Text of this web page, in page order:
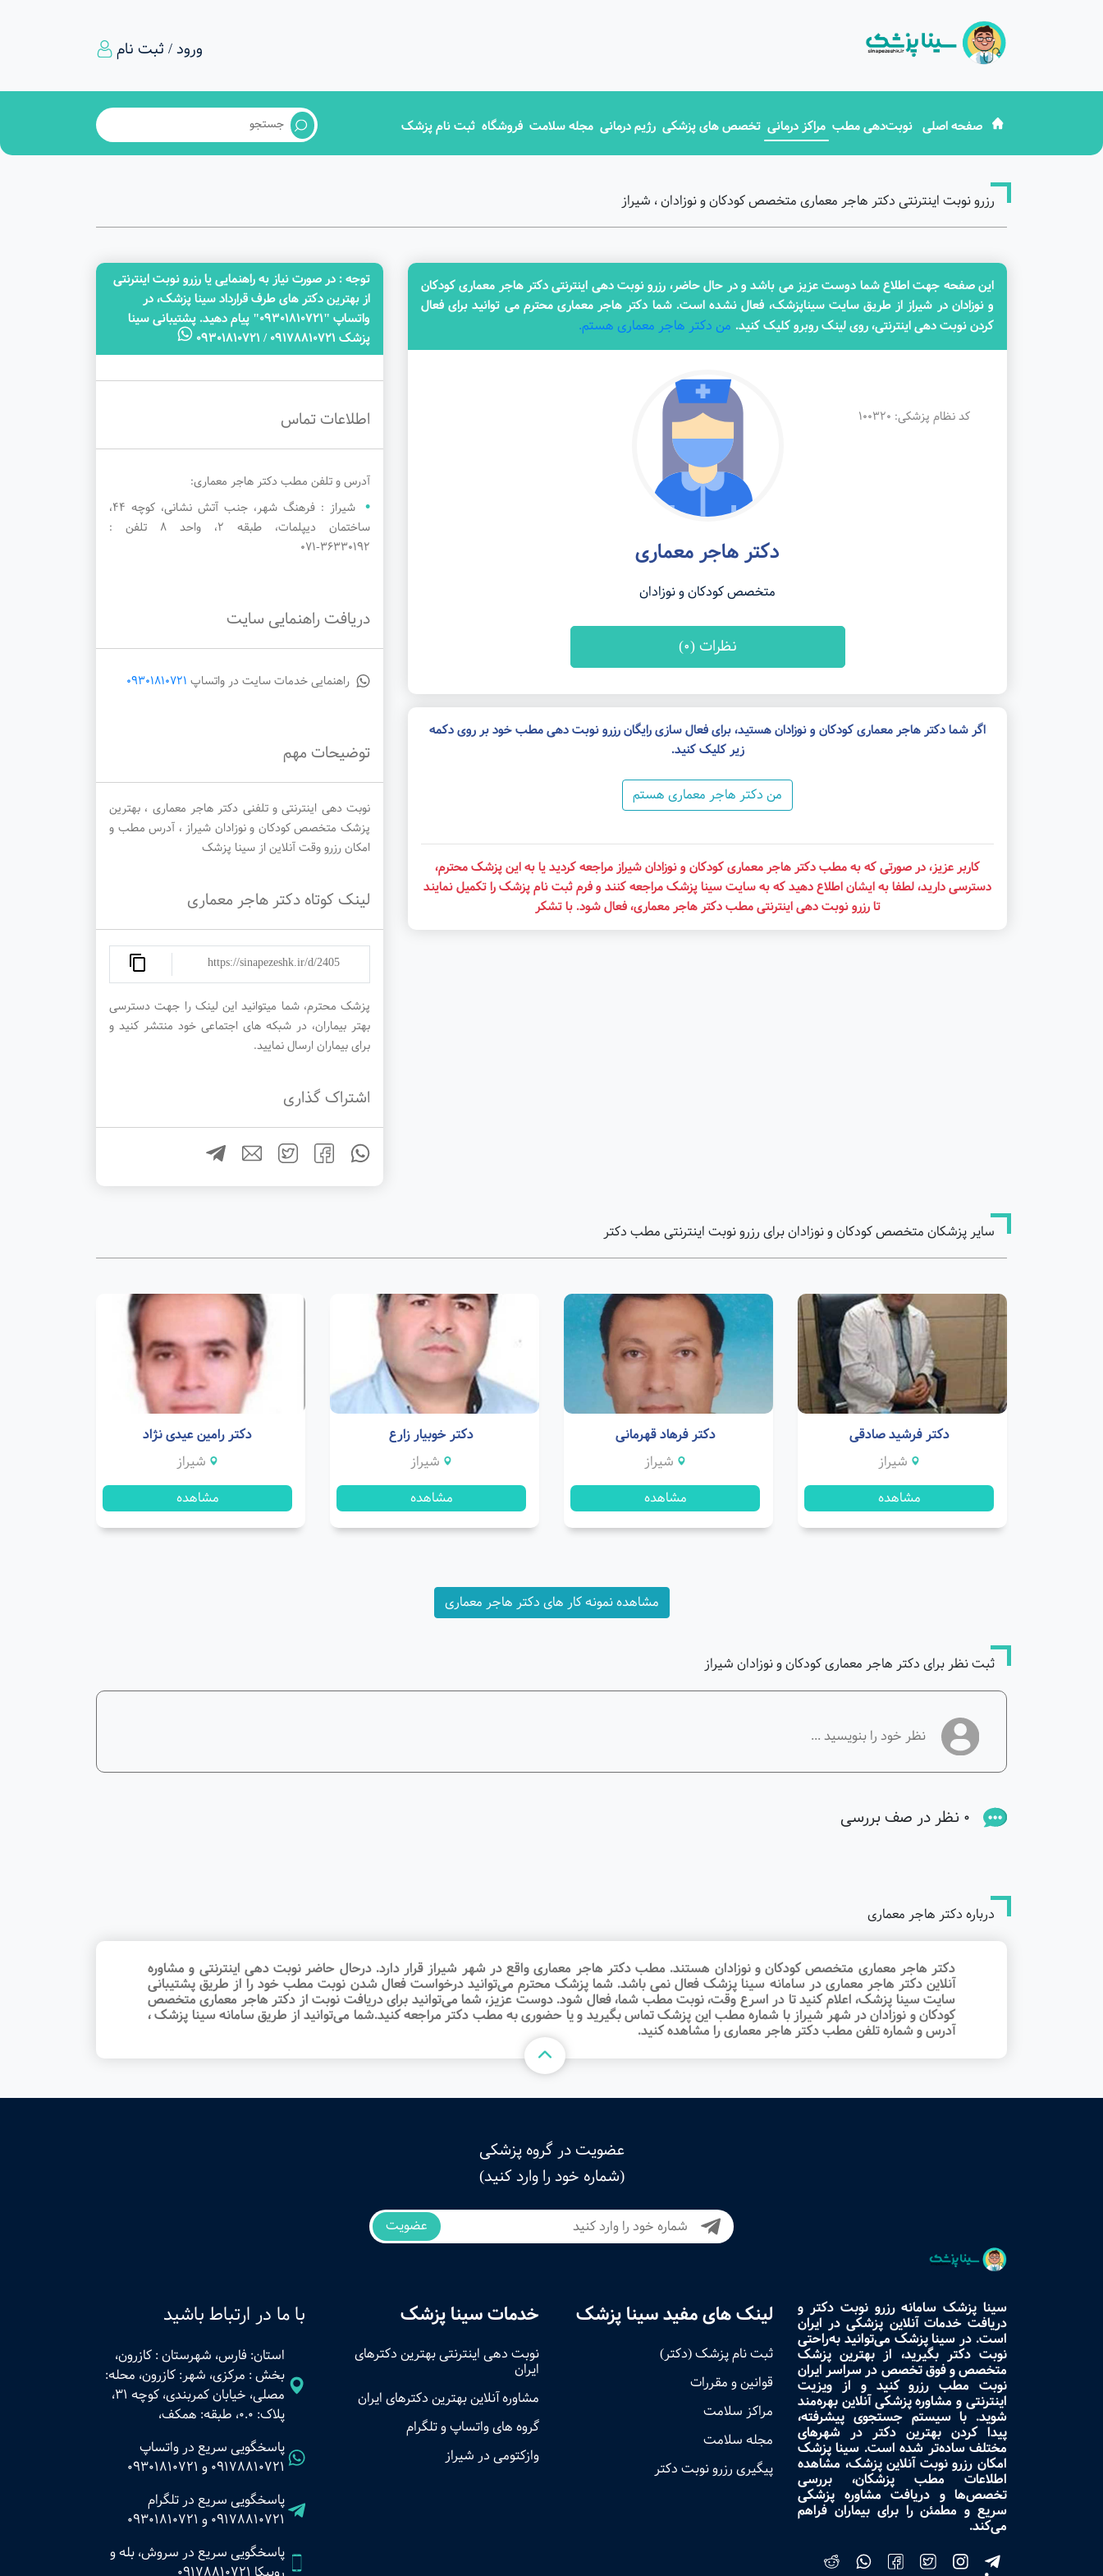
ورود / ثبت نام
صفحه اصلی نوبت‌دهی مطب مراکز درمانی تخصص های پزشکی رژیم درمانی مجله سلامت فروشگاه ثبت نام پزشک
رزرو نوبت اینترنتی دکتر هاجر معماری متخصص کودکان و نوزادان ، شیراز
این صفحه جهت اطلاع شما دوست عزیز می باشد و در حال حاضر، رزرو نوبت دهی اینترنتی دکتر هاجر معماری کودکان
و نوزادان در شیراز از طریق سایت سیناپزشک، فعال نشده است. شما دکتر هاجر معماری محترم می توانید برای فعال
کردن نوبت دهی اینترنتی، روی لینک روبرو کلیک کنید. من دکتر هاجر معماری هستم.
کد نظام پزشکی: 100320
دکتر هاجر معماری
متخصص کودکان و نوزادان
نظرات (0)
اگر شما دکتر هاجر معماری کودکان و نوزادان هستید، برای فعال سازی رایگان رزرو نوبت دهی مطب خود بر روی دکمه
زیر کلیک کنید.
من دکتر هاجر معماری هستم
کاربر عزیز، در صورتی که به مطب دکتر هاجر معماری کودکان و نوزادان شیراز مراجعه کردید یا به این پزشک محترم،
دسترسی دارید، لطفا به ایشان اطلاع دهید که به سایت سینا پزشک مراجعه کنند و فرم ثبت نام پزشک را تکمیل نمایند
تا رزرو نوبت دهی اینترنتی مطب دکتر هاجر معماری، فعال شود. با تشکر
توجه‌ : در صورت نیاز به راهنمایی یا رزرو نوبت اینترنتی
از بهترین دکتر های طرف قرارداد سینا پزشک، در
واتساپ "09301810721" پیام دهید. پشتیبانی سینا
پزشک 09178810721 / 09301810721
اطلاعات تماس
آدرس و تلفن مطب دکتر هاجر معماری:
شیراز : فرهنگ شهر، جنب آتش نشانی، کوچه ۴۴،
ساختمان دیپلمات، طبقه ۲، واحد ۸ تلفن :
۳۶۳۳۰۱۹۲-071
دریافت راهنمایی سایت
راهنمایی خدمات سایت در واتساپ 09301810721
توضیحات مهم
نوبت دهی اینترنتی و تلفنی دکتر هاجر معماری ، بهترین
پزشک متخصص کودکان و نوزادان شیراز ، آدرس مطب و
امکان رزرو وقت آنلاین از سینا پزشک
لینک کوتاه دکتر هاجر معماری
https://sinapezeshk.ir/d/2405
پزشک محترم، شما میتوانید این لینک را جهت دسترسی
بهتر بیماران، در شبکه های اجتماعی خود منتشر کنید و
برای بیماران ارسال نمایید.
اشتراک گذاری
سایر پزشکان متخصص کودکان و نوزادان برای رزرو نوبت اینترنتی مطب دکتر
دکتر فرشید صادقی
شیراز
مشاهده
دکتر فرهاد قهرمانی
شیراز
مشاهده
دکتر خوبیار زارع
شیراز
مشاهده
دکتر رامین عیدی نژاد
شیراز
مشاهده
مشاهده نمونه کار های دکتر هاجر معماری
ثبت نظر برای دکتر هاجر معماری کودکان و نوزادان شیراز
0 نظر در صف بررسی
درباره دکتر هاجر معماری
دکتر هاجر معماری متخصص کودکان و نوزادان هستند. مطب دکتر هاجر معماری واقع در شهر شیراز قرار دارد. درحال حاضر نوبت‌ دهی اینترنتی و مشاوره
آنلاین دکتر هاجر معماری در سامانه سینا پزشک فعال نمی باشد. شما پزشک محترم می‌توانید درخواست فعال شدن نوبت مطب خود را از طریق پشتیبانی
سایت سینا پزشک، اعلام کنید تا در اسرع وقت‌، نوبت مطب شما، فعال شود. دوست عزیز، شما می‌توانید برای دریافت نوبت از دکتر هاجر معماری متخصص
کودکان و نوزادان در شهر شیراز با شماره مطب این پزشک تماس بگیرید و یا حضوری به مطب دکتر مراجعه کنید.شما می‌توانید از طریق سامانه سینا پزشک ،
آدرس و شماره تلفن مطب دکتر هاجر معماری را مشاهده کنید.
عضویت در گروه پزشکی
(شماره خود را وارد کنید)
عضویت
سینا پزشک سامانه رزرو نوبت دکتر و
دریافت خدمات آنلاین پزشکی در ایران
است. در سینا پزشک می‌توانید به‌راحتی
نوبت دکتر بگیرید، از بهترین پزشک
متخصص و فوق تخصص در سراسر ایران
نوبت مطب رزرو کنید و از ویزیت
اینترنتی و مشاوره پزشکی آنلاین بهره‌مند
شوید. با سیستم جستجوی پیشرفته،
پیدا کردن بهترین دکتر در شهرهای
مختلف ساده‌تر شده است. سینا پزشک
امکان رزرو نوبت آنلاین پزشک، مشاهده
اطلاعات مطب پزشکان، بررسی
تخصص‌ها و دریافت مشاوره پزشکی
سریع و مطمئن را برای بیماران فراهم
می‌کند.
لینک های مفید سینا پزشک
ثبت نام پزشک (دکتر)
قوانین و مقررات
مراکز سلامت
مجله سلامت
پیگیری رزرو نوبت دکتر
خدمات سینا پزشک
نوبت‌ دهی اینترنتی بهترین دکترهای
ایران
مشاوره آنلاین بهترین دکترهای ایران
گروه های واتساپ و تلگرام
وازکتومی در شیراز
با ما در ارتباط باشید
استان: فارس، شهرستان : کازرون،
بخش : مرکزی، شهر: کازرون، محله:
مصلی، خیابان کمربندی، کوچه 31،
پلاک: 0.0، طبقه: همکف،
پاسخگویی سریع در واتساپ
09178810721 و 09301810721
پاسخگویی سریع در تلگرام
09178810721 و 09301810721
پاسخگویی سریع در سروش، بله و